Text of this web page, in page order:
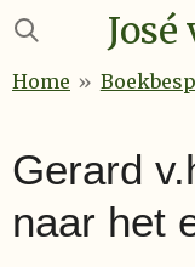
Ga
naar
Home »
Gerard
naar het